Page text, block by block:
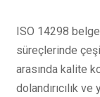
ISO 14298
süreçlerinde
arasında kalite
dolandırıcılık ve